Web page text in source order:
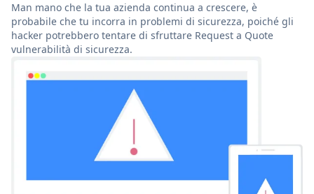
Man mano che la tua azienda continua a crescere, è
probabile che tu incorra in problemi di sicurezza, poiché gli
hacker potrebbero tentare di sfruttare Request a Quote
vulnerabilità di sicurezza.